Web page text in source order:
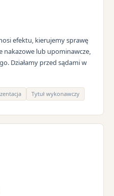
efektu, kierujemy sprawę
nakazowe lub upominawcze,
Działamy przed sądami w
Tytuł wykonawczy